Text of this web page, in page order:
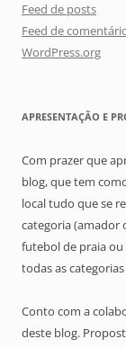
Feed de posts
Feed de
WordPress.org
APRESENTAÇÃO E
Com prazer que
blog, que tem
local tudo que se
categoria (amador
futebol de praia ou
todas as
Conto com a
deste blog.